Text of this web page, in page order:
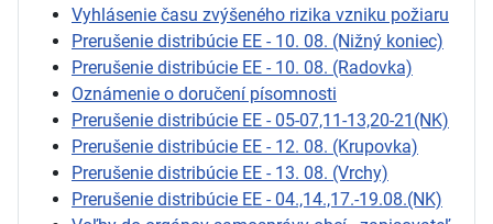
Vyhlásenie času zvýšeného rizika vzniku požiaru
Prerušenie distribúcie EE - 10. 08. (Nižný koniec)
Prerušenie distribúcie EE - 10. 08. (Radovka)
Oznámenie o doručení písomnosti
Prerušenie distribúcie EE - 05-07,11-13,20-21(NK)
Prerušenie distribúcie EE - 12. 08. (Krupovka)
Prerušenie distribúcie EE - 13. 08. (Vrchy)
Prerušenie distribúcie EE - 04.,14.,17.-19.08.(NK)